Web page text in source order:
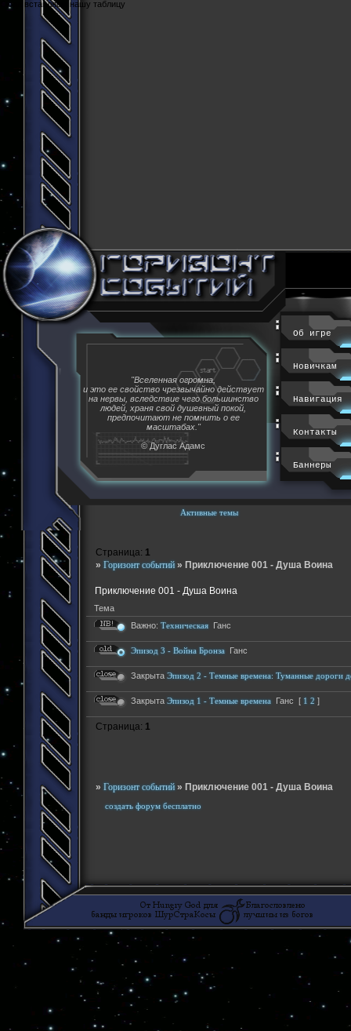
Cюда вставляем нашу таблицу
Активные темы
"Вселенная огромна,
и это ее свойство чрезвычайно действует
на нервы, вследствие чего большинство
людей, храня свой душевный покой,
предпочитают не помнить о ее
масштабах."
© Дуглас Адамс
Об игре
Новичкам
Навигация
Контакты
Баннеры
»Горизонт событий » Приключение 001 - Душа Воина
Приключение 001 - Душа Воина
Страница: 1
Тема
Важно: Техническая Ганс
Эпизод 3 - Война Бронза Ганс
Закрыта Эпизод 2 - Темные времена: Туманные дороги
Закрыта Эпизод 1 - Темные времена Ганс [ 1 2 ]
Страница: 1
»Горизонт событий »Приключение 001 - Душа Воина
создать форум бесплатно